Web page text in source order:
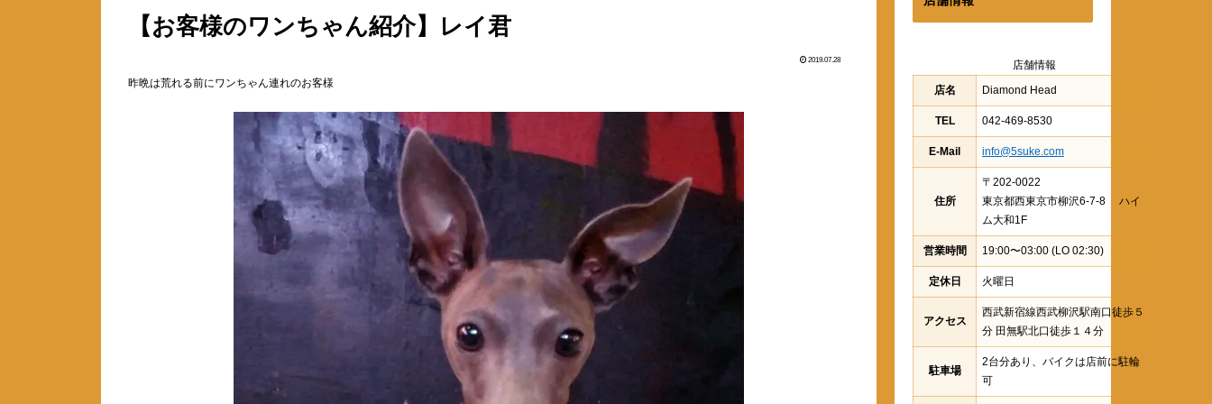
【お客様のワンちゃん紹介】レイ君
2019.07.28
昨晩は荒れる前にワンちゃん連れのお客様
店舗情報
店名
Diamond Head
TEL 042-469-8530
E-Mail info@5suke.com
住所
〒202-0022
東京都西東京市柳沢6-7-8 ハイ
ム大和1F
営業時間 19:00〜03:00 (LO 02:30)
定休日 火曜日
アクセス
西武新宿線西武柳沢駅南口徒歩５
分 田無駅北口徒歩１４分
駐車場
2台分あり、バイクは店前に駐輪
可